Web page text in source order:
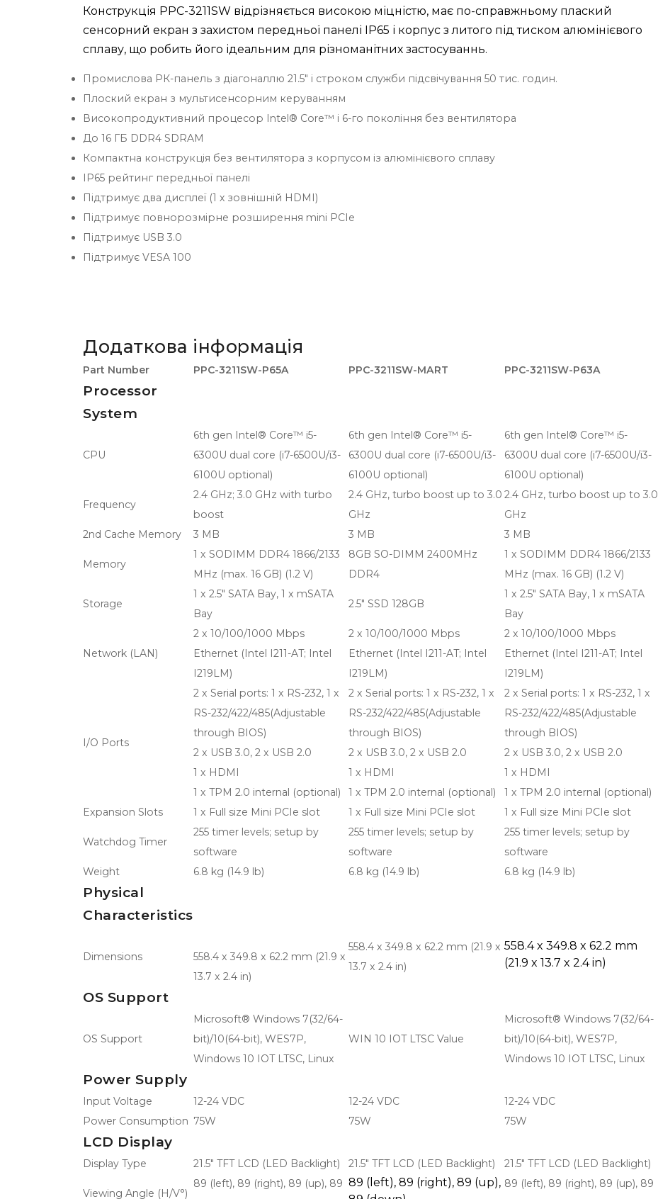
Конструкція PPC-3211SW відрізняється високою міцністю, має по-справжньому плаский
сенсорний екран з захистом передньої панелі IP65 і корпус з литого під тиском алюмінієвого
сплаву, що робить його ідеальним для різноманітних застосуваннь.
Промислова РК-панель з діагоналлю 21.5" і строком служби підсвічування 50 тис. годин.
Плоский екран з мультисенсорним керуванням
Високопродуктивний процесор Intel® Core™ i 6-го покоління без вентилятора
До 16 ГБ DDR4 SDRAM
Компактна конструкція без вентилятора з корпусом із алюмінієвого сплаву
IP65 рейтинг передньої панелі
Підтримує два дисплеї (1 х зовнішній HDMI)
Підтримує повнорозмірне розширення mini PCIe
Підтримує USB 3.0
Підтримує VESA 100
Додаткова інформація
Part Number PPC-3211SW-P65A PPC-3211SW-MART PPC-3211SW-P63A
Processor
System
CPU
6th gen Intel® Core™ i5-
6300U dual core (i7-6500U/i3-
6100U optional)
6th gen Intel® Core™ i5-
6300U dual core (i7-6500U/i3-
6100U optional)
6th gen Intel® Core™ i5-
6300U dual core (i7-6500U/i3-
6100U optional)
Frequency
2.4 GHz; 3.0 GHz with turbo
boost
2.4 GHz, turbo boost up to 3.0
GHz
2.4 GHz, turbo boost up to 3.0
GHz
2nd Cache Memory
3 MB 3 MB 3 MB
Memory
1 x SODIMM DDR4 1866/2133
MHz (max. 16 GB) (1.2 V)
8GB SO-DIMM 2400MHz
DDR4
1 x SODIMM DDR4 1866/2133
MHz (max. 16 GB) (1.2 V)
Storage
1 x 2.5" SATA Bay, 1 x mSATA
Bay
2.5" SSD 128GB
1 x 2.5" SATA Bay, 1 x mSATA
Bay
Network (LAN)
2 x 10/100/1000 Mbps
Ethernet (Intel I211-AT; Intel
I219LM)
2 x 10/100/1000 Mbps
Ethernet (Intel I211-AT; Intel
I219LM)
2 x 10/100/1000 Mbps
Ethernet (Intel I211-AT; Intel
I219LM)
I/O Ports
2 x Serial ports: 1 x RS-232, 1 x
RS-232/422/485(Adjustable
through BIOS)
2 x USB 3.0, 2 x USB 2.0
1 x HDMI
1 x TPM 2.0 internal (optional)
2 x Serial ports: 1 x RS-232, 1 x
RS-232/422/485(Adjustable
through BIOS)
2 x USB 3.0, 2 x USB 2.0
1 x HDMI
1 x TPM 2.0 internal (optional)
2 x Serial ports: 1 x RS-232, 1 x
RS-232/422/485(Adjustable
through BIOS)
2 x USB 3.0, 2 x USB 2.0
1 x HDMI
1 x TPM 2.0 internal (optional)
Expansion Slots
1 x Full size Mini PCIe slot 1 x Full size Mini PCIe slot 1 x Full size Mini PCIe slot
Watchdog Timer
255 timer levels; setup by
software
255 timer levels; setup by
software
255 timer levels; setup by
software
Weight
6.8 kg (14.9 lb) 6.8 kg (14.9 lb) 6.8 kg (14.9 lb)
Physical
Characteristics
Dimensions
558.4 x 349.8 x 62.2 mm (21.9 x
13.7 x 2.4 in)
558.4 x 349.8 x 62.2 mm (21.9 x
13.7 x 2.4 in)
558.4 x 349.8 x 62.2 mm
(21.9 x 13.7 x 2.4 in)
OS Support
OS Support
Microsoft® Windows 7(32/64-
bit)/10(64-bit), WES7P,
Windows 10 IOT LTSC, Linux
WIN 10 IOT LTSC Value
Microsoft® Windows 7(32/64-
bit)/10(64-bit), WES7P,
Windows 10 IOT LTSC, Linux
Power Supply
Input Voltage 12-24 VDC 12-24 VDC
12-24 VDC
Power Consumption 75W 75W 75W
LCD Display
Display Type 21.5" TFT LCD (LED Backlight) 21.5" TFT LCD (LED Backlight) 21.5" TFT LCD (LED Backlight)
Viewing Angle (H/V°)
89 (left), 89 (right), 89 (up), 89 89 (left), 89 (right), 89 (up), 89 (left), 89 (right), 89 (up), 89